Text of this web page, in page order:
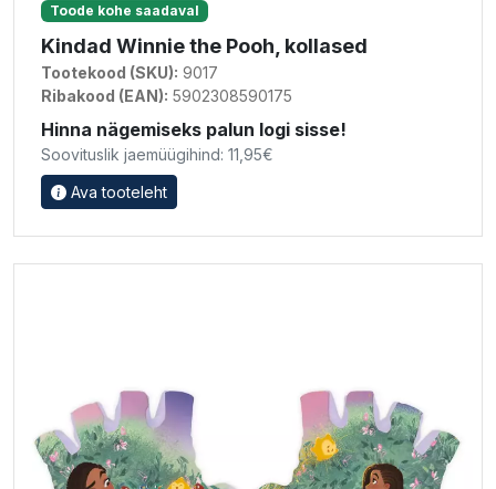
Toode kohe saadaval
Kindad Winnie the Pooh, kollased
Tootekood (SKU): 9017
Ribakood (EAN): 5902308590175
Hinna nägemiseks palun logi sisse!
Soovituslik jaemüügihind: 11,95€
Ava tooteleht